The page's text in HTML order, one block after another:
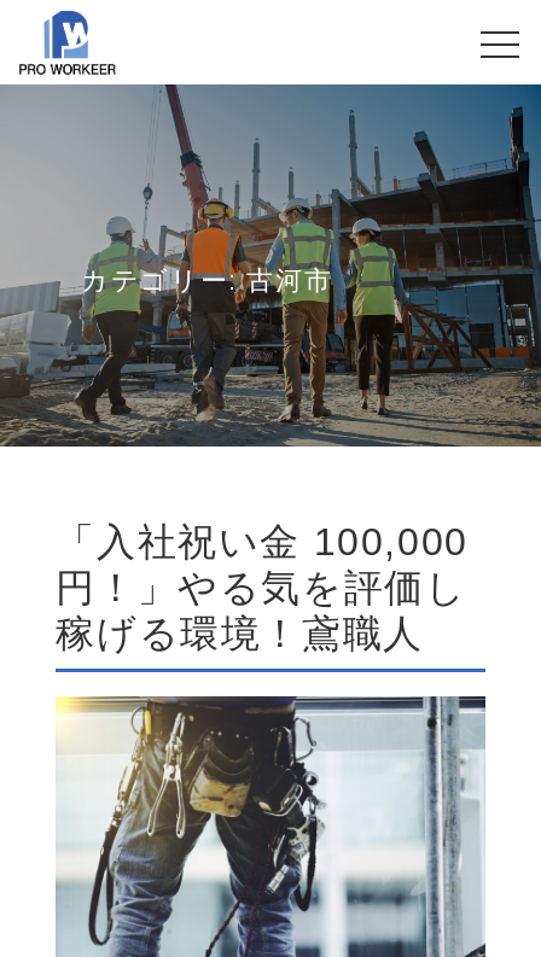
カテゴリー:古河市
「入社祝い金 100,000
円！」やる気を評価し
稼げる環境！鳶職人